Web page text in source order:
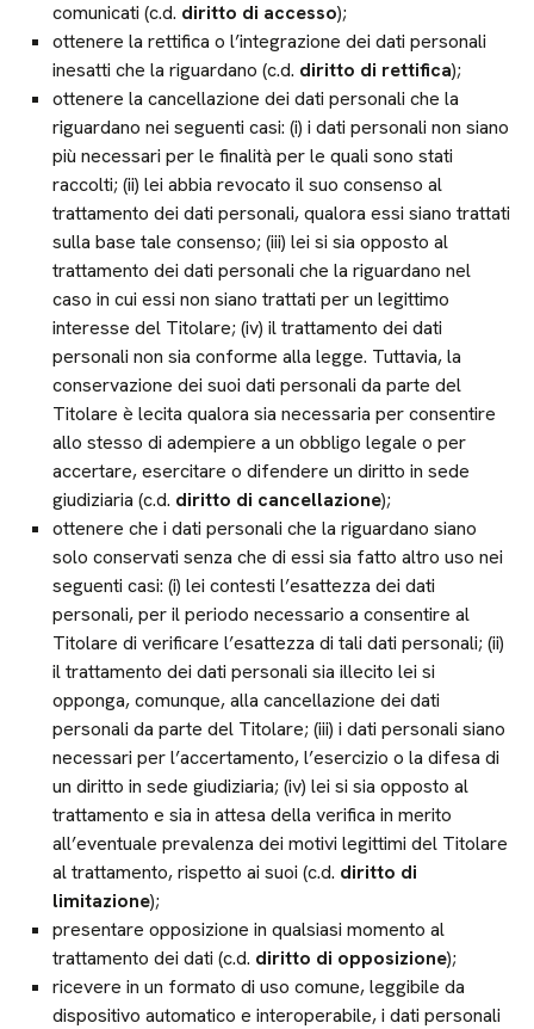
comunicati (c.d. diritto di accesso);
ottenere la rettifica o l’integrazione dei dati personali
inesatti che la riguardano (c.d. diritto di rettifica);
ottenere la cancellazione dei dati personali che la
riguardano nei seguenti casi: (i) i dati personali non siano
più necessari per le finalità per le quali sono stati
raccolti; (ii) lei abbia revocato il suo consenso al
trattamento dei dati personali, qualora essi siano trattati
sulla base tale consenso; (iii) lei si sia opposto al
trattamento dei dati personali che la riguardano nel
caso in cui essi non siano trattati per un legittimo
interesse del Titolare; (iv) il trattamento dei dati
personali non sia conforme alla legge. Tuttavia, la
conservazione dei suoi dati personali da parte del
Titolare è lecita qualora sia necessaria per consentire
allo stesso di adempiere a un obbligo legale o per
accertare, esercitare o difendere un diritto in sede
giudiziaria (c.d. diritto di cancellazione);
ottenere che i dati personali che la riguardano siano
solo conservati senza che di essi sia fatto altro uso nei
seguenti casi: (i) lei contesti l’esattezza dei dati
personali, per il periodo necessario a consentire al
Titolare di verificare l’esattezza di tali dati personali; (ii)
il trattamento dei dati personali sia illecito lei si
opponga, comunque, alla cancellazione dei dati
personali da parte del Titolare; (iii) i dati personali siano
necessari per l’accertamento, l’esercizio o la difesa di
un diritto in sede giudiziaria; (iv) lei si sia opposto al
trattamento e sia in attesa della verifica in merito
all’eventuale prevalenza dei motivi legittimi del Titolare
al trattamento, rispetto ai suoi (c.d. diritto di
limitazione);
presentare opposizione in qualsiasi momento al
trattamento dei dati (c.d. diritto di opposizione);
ricevere in un formato di uso comune, leggibile da
dispositivo automatico e interoperabile, i dati personali